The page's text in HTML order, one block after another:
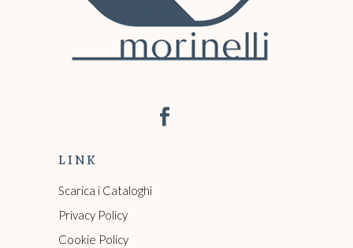
LINK
Scarica i Cataloghi
Privacy Policy
Cookie Policy